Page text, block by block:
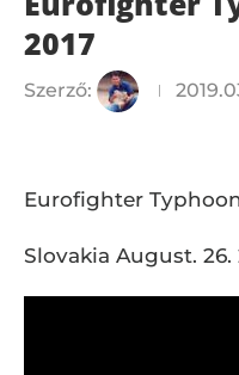
2017
Szerző:
Eurofighter
Slovakia August. 26.